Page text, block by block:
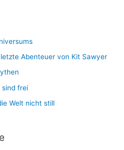
Abenteuer von Kit Sawyer
sind frei
Welt nicht still